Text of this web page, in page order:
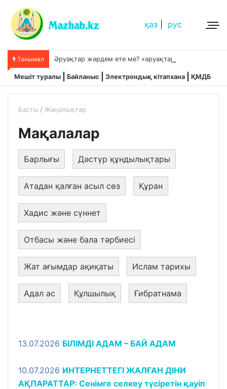
қаз рус
Танымал
Мешіт туралы Байланыс Электрондық кітапхана ҚМДБ
Басты Жаңалықтар
Мақалалар
Барлығы Дәстүр құндылықтары
Атадан қалған асыл сөз Құран
Хадис және сүннет
Отбасы және бала тәрбиесі
Жат ағымдар ақиқаты Ислам тарихы
Адал ас Құлшылық Ғибратнама
13.07.2026 БІЛІМДІ АДАМ – БАЙ АДАМ
10.07.2026 ИНТЕРНЕТТЕГІ ЖАЛҒАН ДІНИ
АҚПАРАТТАР: Сенімге селкеу түсіретін қауіп